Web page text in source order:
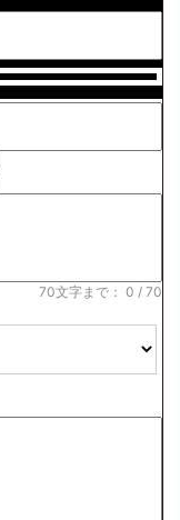
70文字まで： 0 / 70